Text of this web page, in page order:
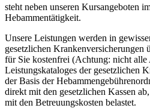
steht neben unseren Kursangeboten
Hebammentätigkeit.
Unsere Leistungen werden in
gesetzlichen Krankenversicherungen
für Sie kostenfrei (Achtung: nicht alle
Leistungskataloges der gesetzlichen
der Basis der
direkt mit den gesetzlichen Kassen
mit den Betreuungskosten belastet.